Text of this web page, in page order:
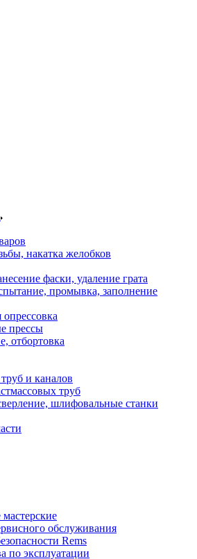
накатка желобков
фаски, удаление грата
промывка, заполнение
опрессовка
прессы
отбортовка
и каналов
труб
шлифовальные станки
обслуживания
Rems
по эксплуатации